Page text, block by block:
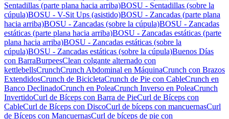
Sentadillas (parte plana hacia arriba)BOSU - Sentadillas (sobre la
cúpula)BOSU - V-Sit Ups (asistido)BOSU - Zancadas (parte plana
hacia arriba)BOSU - Zancadas (sobre la cúpula)BOSU - Zancadas
estáticas (parte plana hacia arriba)BOSU - Zancadas estáticas (parte
plana hacia arriba)BOSU - Zancadas estáticas (sobre la
cúpula)BOSU - Zancadas estáticas (sobre la cúpula)Buenos Días
con BarraBurpeesClean colgante alternado con
kettlebellsCrunchCrunch Abdominal en MáquinaCrunch con Brazos
ExtendidosCrunch de BicicletaCrunch de Pie con CableCrunch en
Banco DeclinadoCrunch en PoleaCrunch Inverso en PoleaCrunch
InvertidoCurl de Bíceps con Barra de PieCurl de Bíceps con
CableCurl de Bíceps con DiscoCurl de bíceps con mancuernasCurl
de Bíceps con MancuernasCurl de bíceps de pie con